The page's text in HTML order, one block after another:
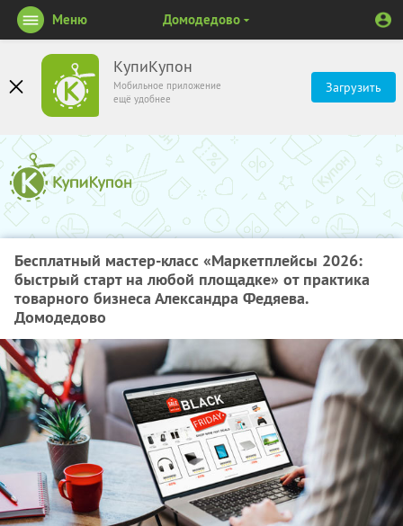
КупиКупон
Мобильное приложение
ещё удобнее
Загрузить
Меню Домодедово
Бесплатный мастер-класс «Маркетплейсы 2026:
быстрый старт на любой площадке» от практика
товарного бизнеса Александра Федяева.
Домодедово